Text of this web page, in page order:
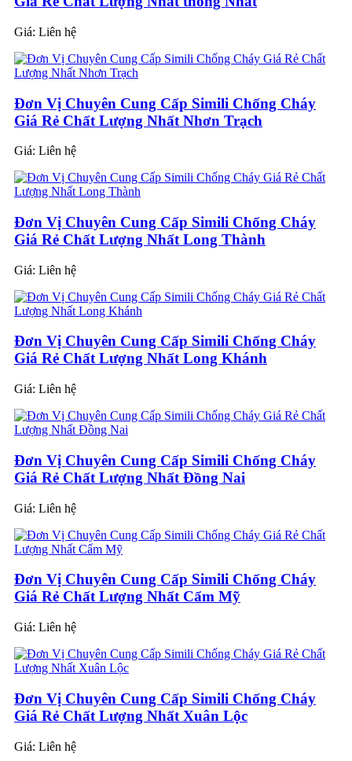
Giá: Liên hệ
Đơn Vị Chuyên Cung Cấp Simili Chống Cháy
Giá Rẻ Chất Lượng Nhất Nhơn Trạch
Giá: Liên hệ
Đơn Vị Chuyên Cung Cấp Simili Chống Cháy
Giá Rẻ Chất Lượng Nhất Long Thành
Giá: Liên hệ
Đơn Vị Chuyên Cung Cấp Simili Chống Cháy
Giá Rẻ Chất Lượng Nhất Long Khánh
Giá: Liên hệ
Đơn Vị Chuyên Cung Cấp Simili Chống Cháy
Giá Rẻ Chất Lượng Nhất Đồng Nai
Giá: Liên hệ
Đơn Vị Chuyên Cung Cấp Simili Chống Cháy
Giá Rẻ Chất Lượng Nhất Cẩm Mỹ
Giá: Liên hệ
Đơn Vị Chuyên Cung Cấp Simili Chống Cháy
Giá Rẻ Chất Lượng Nhất Xuân Lộc
Giá: Liên hệ